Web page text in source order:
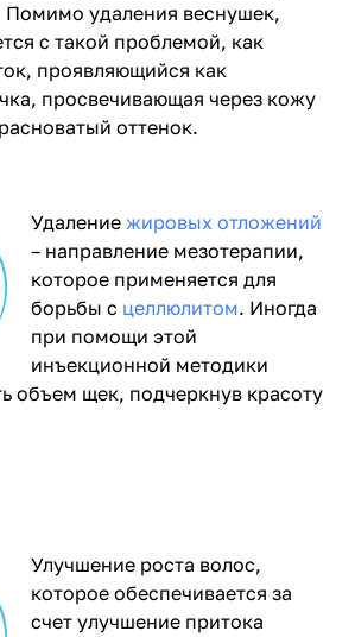
Помимо удаления веснушек,
с такой проблемой, как
проявляющийся как
просвечивающая через кожу
оттенок.
Удаление жировых отложений
– направление мезотерапии,
которое применяется для
борьбы с целлюлитом. Иногда
при помощи этой
инъекционной методики
объем щек, подчеркнув красоту
Улучшение роста волос,
которое обеспечивается за
счет улучшение притока